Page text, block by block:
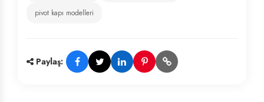
pivot kapı modelleri
Paylaş: